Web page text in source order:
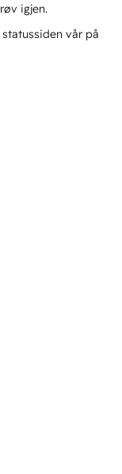
igjen.
vår på